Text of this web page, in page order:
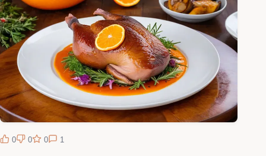
0 0 0 1